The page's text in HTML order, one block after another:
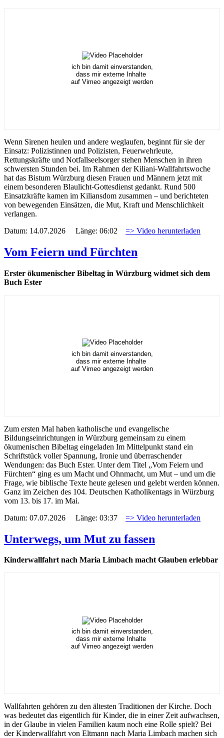
ich bin damit einverstanden,
dass mir externe Inhalte
auf Vimeo angezeigt werden
Wenn Sirenen heulen und andere weglaufen, beginnt für sie der
Einsatz: Polizistinnen und Polizisten, Feuerwehrleute,
Rettungskräfte und Notfallseelsorger stehen Menschen in ihren
schwersten Stunden bei. Im Rahmen der Kiliani-Wallfahrtswoche
hat das Bistum Würzburg diesen Frauen und Männern jetzt mit
einem besonderen Blaulicht-Gottesdienst gedankt. Rund 500
Einsatzkräfte kamen im Kiliansdom zusammen – und berichteten
von bewegenden Einsätzen, die Mut, Kraft und Menschlichkeit
verlangen.
Datum: 14.07.2026 Länge: 06:02 => Video herunterladen
Vom Feiern und Fürchten
Erster ökumenischer Bibeltag in Würzburg widmet sich dem
Buch Ester
ich bin damit einverstanden,
dass mir externe Inhalte
auf Vimeo angezeigt werden
Zum ersten Mal haben katholische und evangelische
Bildungseinrichtungen in Würzburg gemeinsam zu einem
ökumenischen Bibeltag eingeladen Im Mittelpunkt stand ein
Schriftstück voller Spannung, Ironie und überraschender
Wendungen: das Buch Ester. Unter dem Titel „Vom Feiern und
Fürchten“ ging es um Macht und Ohnmacht, um Mut – und um die
Frage, wie biblische Texte heute gelesen und gelebt werden können.
Ganz im Zeichen des 104. Deutschen Katholikentags in Würzburg
vom 13. bis 17. im Mai.
Datum: 07.07.2026 Länge: 03:37 => Video herunterladen
Unterwegs, um Mut zu fassen
Kinderwallfahrt nach Maria Limbach macht Glauben erlebbar
ich bin damit einverstanden,
dass mir externe Inhalte
auf Vimeo angezeigt werden
Wallfahrten gehören zu den ältesten Traditionen der Kirche. Doch
was bedeutet das eigentlich für Kinder, die in einer Zeit aufwachsen,
in der Glaube in vielen Familien kaum noch eine Rolle spielt? Bei
der Kinderwallfahrt von Eltmann nach Maria Limbach machen sich